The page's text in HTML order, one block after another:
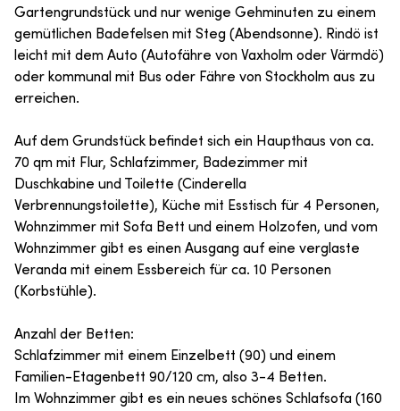
Gartengrundstück und nur wenige Gehminuten zu einem
gemütlichen Badefelsen mit Steg (Abendsonne). Rindö ist
leicht mit dem Auto (Autofähre von Vaxholm oder Värmdö)
oder kommunal mit Bus oder Fähre von Stockholm aus zu
erreichen.
Auf dem Grundstück befindet sich ein Haupthaus von ca.
70 qm mit Flur, Schlafzimmer, Badezimmer mit
Duschkabine und Toilette (Cinderella
Verbrennungstoilette), Küche mit Esstisch für 4 Personen,
Wohnzimmer mit Sofa Bett und einem Holzofen, und vom
Wohnzimmer gibt es einen Ausgang auf eine verglaste
Veranda mit einem Essbereich für ca. 10 Personen
(Korbstühle).
Anzahl der Betten:
Schlafzimmer mit einem Einzelbett (90) und einem
Familien-Etagenbett 90/120 cm, also 3-4 Betten.
Im Wohnzimmer gibt es ein neues schönes Schlafsofa (160